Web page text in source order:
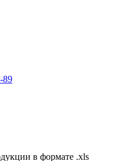
89
в формате .xls